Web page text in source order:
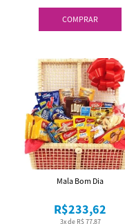
COMPRAR
3x de R$ 77,87
R$233,62
Mala Bom Dia